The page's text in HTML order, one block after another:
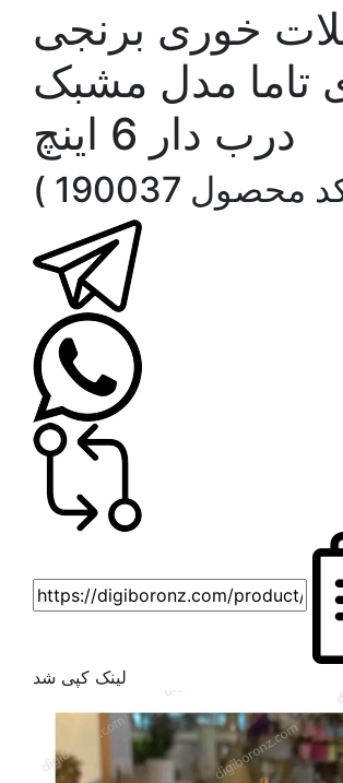
خوری برنجی
تاما مدل مشبک
درب دار 6 اینچ
لینک کپی شد